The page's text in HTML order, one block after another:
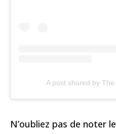
A post shared by
N’oubliez pas de noter